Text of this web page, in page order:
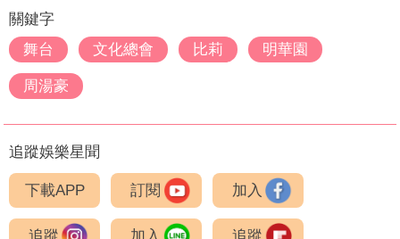
關鍵字
舞台
文化總會 比莉 明華園
周湯豪
追蹤娛樂星聞
下載APP 訂閱 加入